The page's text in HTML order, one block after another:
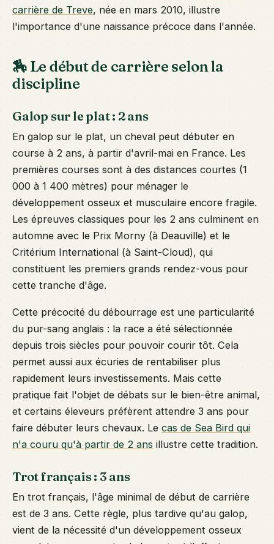
carrière de Treve, née en mars 2010, illustre
l'importance d'une naissance précoce dans l'année.
🏇 Le début de carrière selon la
discipline
Galop sur le plat : 2 ans
En galop sur le plat, un cheval peut débuter en
course à 2 ans, à partir d'avril-mai en France. Les
premières courses sont à des distances courtes (1
000 à 1 400 mètres) pour ménager le
développement osseux et musculaire encore fragile.
Les épreuves classiques pour les 2 ans culminent en
automne avec le Prix Morny (à Deauville) et le
Critérium International (à Saint-Cloud), qui
constituent les premiers grands rendez-vous pour
cette tranche d'âge.
Cette précocité du débourrage est une particularité
du pur-sang anglais : la race a été sélectionnée
depuis trois siècles pour pouvoir courir tôt. Cela
permet aussi aux écuries de rentabiliser plus
rapidement leurs investissements. Mais cette
pratique fait l'objet de débats sur le bien-être animal,
et certains éleveurs préfèrent attendre 3 ans pour
faire débuter leurs chevaux. Le cas de Sea Bird qui
n'a couru qu'à partir de 2 ans illustre cette tradition.
Trot français : 3 ans
En trot français, l'âge minimal de début de carrière
est de 3 ans. Cette règle, plus tardive qu'au galop,
vient de la nécessité d'un développement osseux